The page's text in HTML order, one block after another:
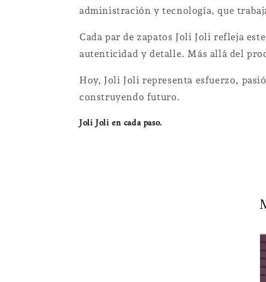
administración y tecnología, que
Cada par de zapatos Joli Joli refleja
autenticidad y detalle. Más allá del
Hoy, Joli Joli representa esfuerzo,
construyendo futuro.
Joli Joli en cada paso.